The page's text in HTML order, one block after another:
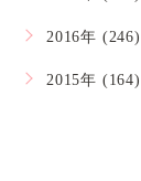
2016年 (246)
2015年 (164)